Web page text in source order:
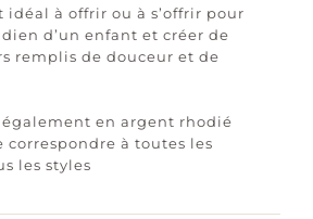
idéal à offrir ou à s’offrir pour
d’un enfant et créer de
remplis de douceur et de
également en argent rhodié
correspondre à toutes les
les styles